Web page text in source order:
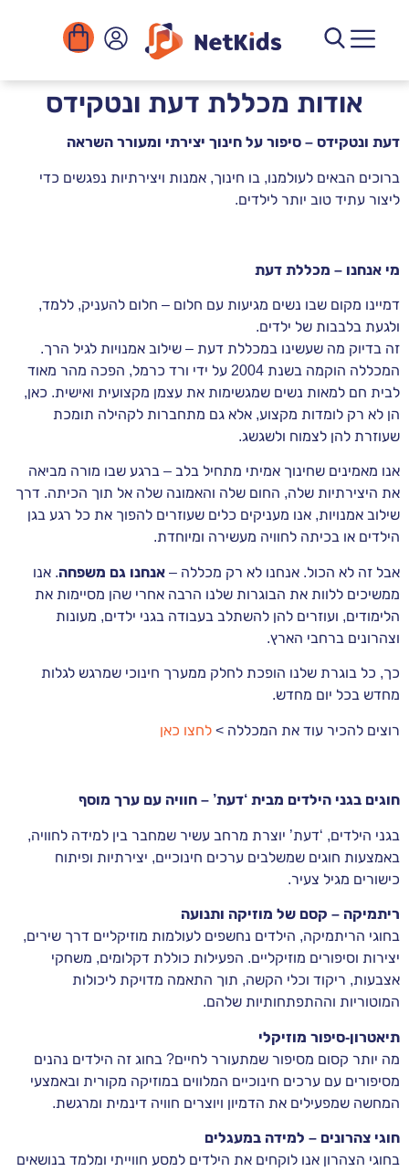
אודות מכללת דעת ונטקידס
דעת ונטקידס – סיפור על חינוך יצירתי ומעורר השראה
ברוכים הבאים לעולמנו, בו חינוך, אמנות ויצירתיות נפגשים כדי
ליצור עתיד טוב יותר לילדים.
מי אנחנו – מכללת דעת
דמיינו מקום שבו נשים מגיעות עם חלום – חלום להעניק, ללמד,
ולגעת בלבבות של ילדים.
זה בדיוק מה שעשינו במכללת דעת – שילוב אמנויות לגיל הרך.
המכללה הוקמה בשנת 2004 על ידי ורד כרמל, הפכה מהר מאוד
לבית חם למאות נשים שמגשימות את עצמן מקצועית ואישית. כאן,
הן לא רק לומדות מקצוע, אלא גם מתחברות לקהילה תומכת
שעוזרת להן לצמוח ולשגשג.
אנו מאמינים שחינוך אמיתי מתחיל בלב – ברגע שבו מורה מביאה
את היצירתיות שלה, החום שלה והאמונה שלה אל תוך הכיתה. דרך
שילוב אמנויות, אנו מעניקים כלים שעוזרים להפוך את כל רגע בגן
הילדים או בכיתה לחוויה מעשירה ומיוחדת.
אבל זה לא הכול. אנחנו לא רק מכללה – אנחנו גם משפחה. אנו
ממשיכים ללוות את הבוגרות שלנו הרבה אחרי שהן מסיימות את
הלימודים, ועוזרים להן להשתלב בעבודה בגני ילדים, מעונות
וצהרונים ברחבי הארץ.
כך, כל בוגרת שלנו הופכת לחלק ממערך חינוכי שמרגש לגלות
מחדש בכל יום מחדש.
רוצים להכיר עוד את המכללה > לחצו כאן
חוגים בגני הילדים מבית ‘דעת’ – חוויה עם ערך מוסף
בגני הילדים, ‘דעת’ יוצרת מרחב עשיר שמחבר בין למידה לחוויה,
באמצעות חוגים שמשלבים ערכים חינוכיים, יצירתיות ופיתוח
כישורים מגיל צעיר.
ריתמיקה – קסם של מוזיקה ותנועה
בחוגי הריתמיקה, הילדים נחשפים לעולמות מוזיקליים דרך שירים,
יצירות וסיפורים מוזיקליים. הפעילות כוללת דקלומים, משחקי
אצבעות, ריקוד וכלי הקשה, תוך התאמה מדויקת ליכולות
המוטוריות וההתפתחותיות שלהם.
תיאטרון-סיפור מוזיקלי
מה יותר קסום מסיפור שמתעורר לחיים? בחוג זה הילדים נהנים
מסיפורים עם ערכים חינוכיים המלווים במוזיקה מקורית ובאמצעי
המחשה שמפעילים את הדמיון ויוצרים חוויה דינמית ומרגשת.
חוגי צהרונים – למידה במעגלים
בחוגי הצהרון אנו לוקחים את הילדים למסע חווייתי ומלמד בנושאים